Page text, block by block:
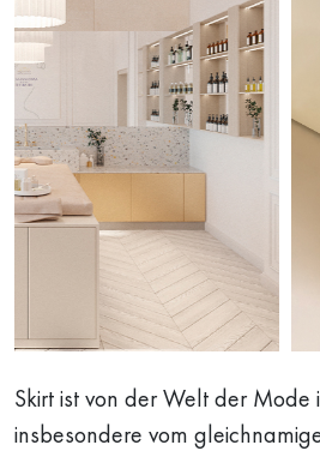
Skirt ist von der Welt der Mode
insbesondere vom